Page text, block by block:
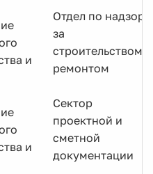
и
Отдел по надзору
за
строительством и
ремонтом
и
Сектор
проектной и
сметной
документации